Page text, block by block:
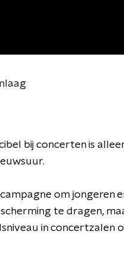
bij concerten is
.
om jongeren
te dragen,
in concertzalen